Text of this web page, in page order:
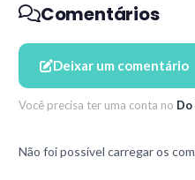
Comentários
Deixar um comentário
Você precisa ter uma conta no
Não foi possível carregar os